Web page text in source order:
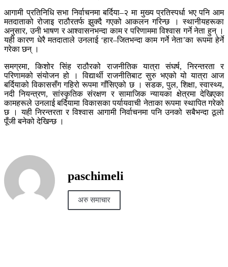
आगामी प्रतिनिधि सभा निर्वाचनमा बर्दिया–२ मा मुख्य प्रतिस्पर्धा भए पनि आम
मतदाताको रोजाइ राठौरतर्फ झुक्दै गएको आकलन गरिन्छ । स्थानीयहरूका
अनुसार, उनी भाषण र आश्वासनभन्दा काम र परिणाममा विश्वास गर्ने नेता हुन् ।
यही कारण धेरै मतदाताले उनलाई ‘हार–जितभन्दा काम गर्ने नेता’का रूपमा हेर्ने
गरेका छन् ।
समग्रमा, किशोर सिंह राठौरको राजनीतिक यात्रा संघर्ष, निरन्तरता र
परिणामको संयोजन हो । विद्यार्थी राजनीतिबाट सुरु भएको यो यात्रा आज
बर्दियाको विकाससँग गहिरो रूपमा गाँसिएको छ । सडक, पुल, शिक्षा, स्वास्थ्य,
नदी नियन्त्रण, सांस्कृतिक संरक्षण र सामाजिक न्यायका क्षेत्रमा देखिएका
कामहरूले उनलाई बर्दियामा विकासका पर्यायवाची नेताका रूपमा स्थापित गरेको
छ । यही निरन्तरता र विश्वास आगामी निर्वाचनमा पनि उनको सबैभन्दा ठूलो
पूँजी बनेको देखिन्छ ।
paschimeli
अरु समाचार